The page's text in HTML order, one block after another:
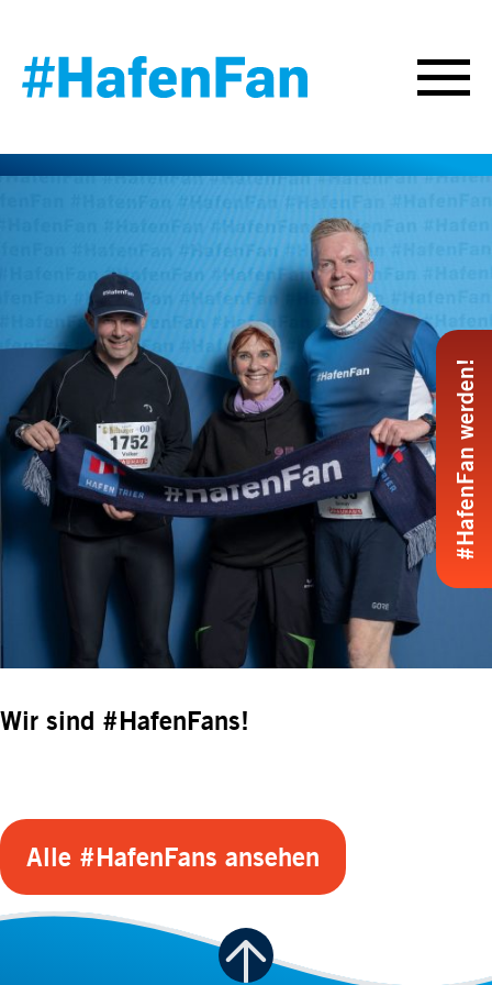
#HafenFan werden!
Wir sind #HafenFans!
Alle #HafenFans ansehen